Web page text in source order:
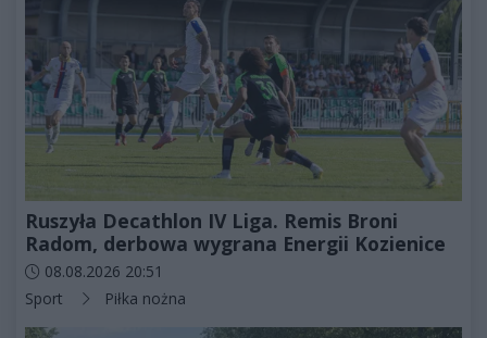
Ruszyła Decathlon IV Liga. Remis Broni
Radom, derbowa wygrana Energii Kozienice
Data dodania artykułu:
08.08.2026 20:51
Kategorie artykułu:
Sport Piłka nożna